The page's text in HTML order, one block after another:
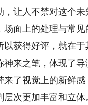
让人不禁对这个未
上的处理与常见
获得好评，就在
来之笔，体现了
了视觉上的新鲜
次更加丰富和立